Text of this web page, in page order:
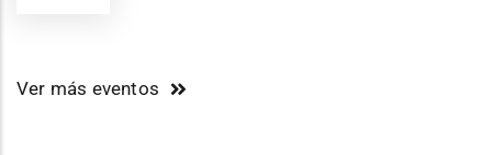
Ver más eventos